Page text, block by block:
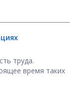
труда.
время таких